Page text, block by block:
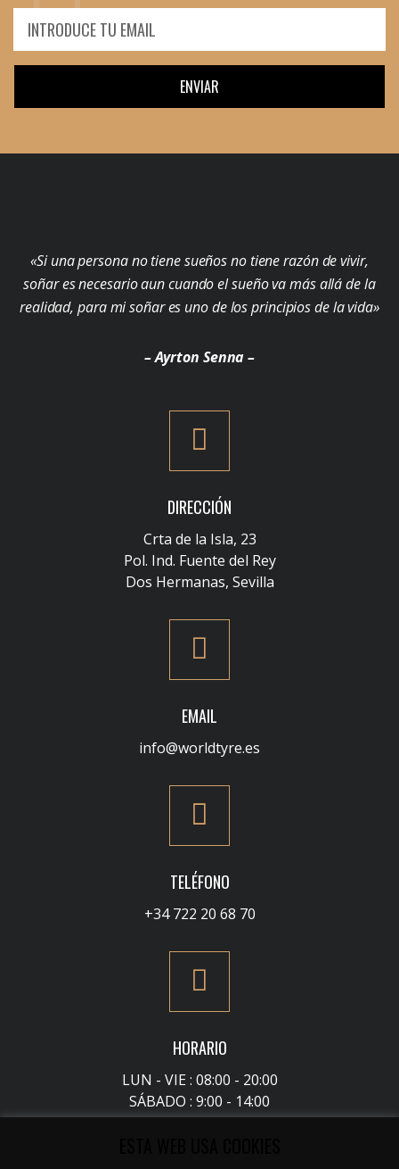
ENVIAR
«Si una persona no tiene sueños no tiene razón de vivir,
soñar es necesario aun cuando el sueño va más allá de la
realidad, para mi soñar es uno de los principios de la vida»
– Ayrton Senna –
DIRECCIÓN
Crta de la Isla, 23
Pol. Ind. Fuente del Rey
Dos Hermanas, Sevilla
EMAIL
info@worldtyre.es
TELÉFONO
+34 722 20 68 70
HORARIO
LUN - VIE : 08:00 - 20:00
SÁBADO : 9:00 - 14:00